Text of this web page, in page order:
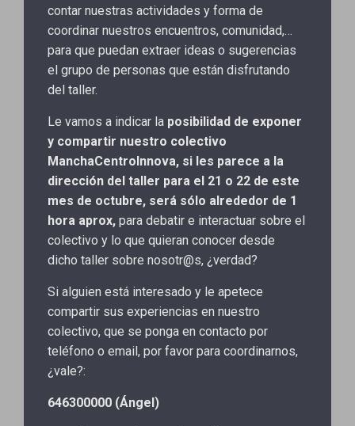
contar nuestras actividades y forma de
coordinar nuestros encuentros, comunidad,…
para que puedan extraer ideas o sugerencias
el grupo de personas que están disfrutando
del taller.
Le vamos a indicar la posibilidad de exponer
y compartir nuestro colectivo
ManchaCentroInnova, si les parece a la
dirección del taller para el 21 o 22 de este
mes de octubre, será sólo alrededor de 1
hora aprox, para debatir e interactuar sobre el
colectivo y lo que quieran conocer desde
dicho taller sobre nosotr@s, ¿verdad?
Si alguien está interesado y le apetece
compartir sus experiencias en nuestro
colectivo, que se ponga en contacto por
teléfono o email, por favor para coordinarnos,
¿vale?:
646300000 (Ángel)